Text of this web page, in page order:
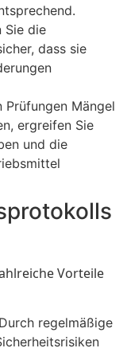
Sie die
dass sie
Prüfungen Mängel
ergreifen Sie
und die
Vorteile
regelmäßige